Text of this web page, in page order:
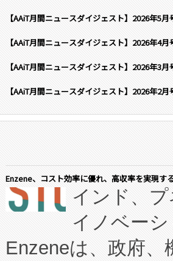
【AAiT月間ニュースダイジェスト】2026年5月
【AAiT月間ニュースダイジェスト】2026年4月
【AAiT月間ニュースダイジェスト】2026年3月
【AAiT月間ニュースダイジェスト】2026年2月
Enzene、コスト効率に優れ、高収率を実現す
インド、
イノベー
Enzeneは、政府